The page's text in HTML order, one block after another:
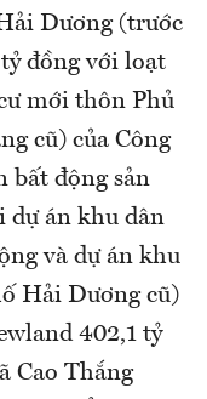
Dương (trước
đồng với loạt
mới thôn Phủ
cũ) của Công
bất động sản
dự án khu dân
và dự án khu
Hải Dương cũ)
402,1 tỷ
Cao Thắng